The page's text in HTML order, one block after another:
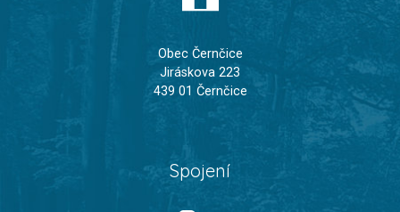
Obec Černčice
Jiráskova 223
439 01 Černčice
Spojení